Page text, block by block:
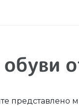
представлено